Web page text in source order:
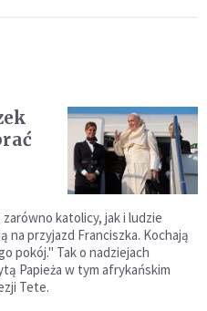
katolicy, jak i ludzie
na przyjazd Franciszka. Kochają
pokój." Tak o nadziejach
Papieża w tym afrykańskim
Tete.